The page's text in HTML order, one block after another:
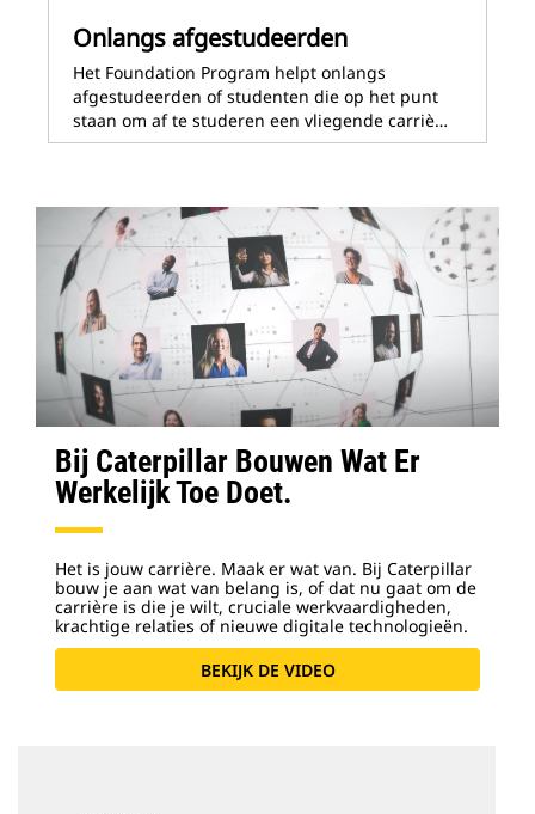
Onlangs afgestudeerden
Het Foundation Program helpt onlangs
afgestudeerden of studenten die op het punt
staan om af te studeren een vliegende carriè…
Bij Caterpillar Bouwen Wat Er
Werkelijk Toe Doet.
Het is jouw carrière. Maak er wat van. Bij Caterpillar
bouw je aan wat van belang is, of dat nu gaat om de
carrière is die je wilt, cruciale werkvaardigheden,
krachtige relaties of nieuwe digitale technologieën.
BEKIJK DE VIDEO